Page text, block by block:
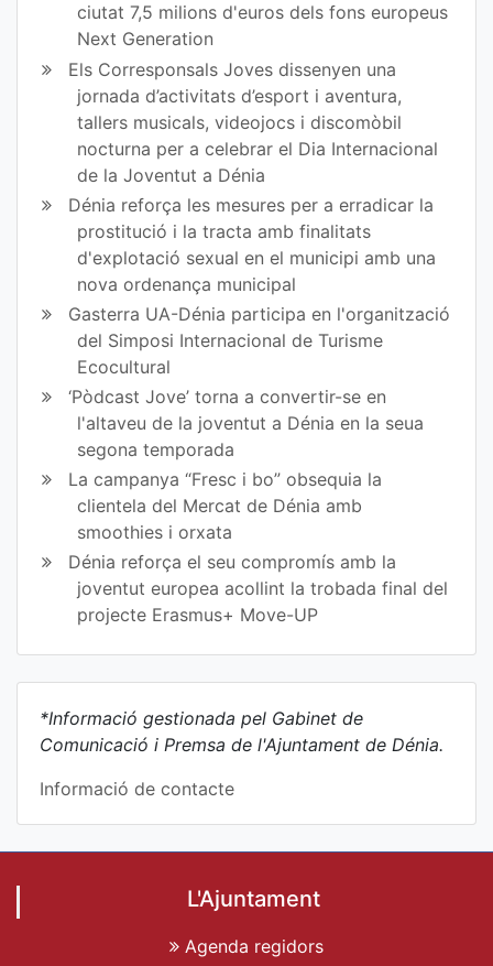
ciutat 7,5 milions d'euros dels fons europeus
Next Generation
Els Corresponsals Joves dissenyen una
jornada d’activitats d’esport i aventura,
tallers musicals, videojocs i discomòbil
nocturna per a celebrar el Dia Internacional
de la Joventut a Dénia
Dénia reforça les mesures per a erradicar la
prostitució i la tracta amb finalitats
d'explotació sexual en el municipi amb una
nova ordenança municipal
Gasterra UA-Dénia participa en l'organització
del Simposi Internacional de Turisme
Ecocultural
‘Pòdcast Jove’ torna a convertir-se en
l'altaveu de la joventut a Dénia en la seua
segona temporada
La campanya “Fresc i bo” obsequia la
clientela del Mercat de Dénia amb
smoothies i orxata
Dénia reforça el seu compromís amb la
joventut europea acollint la trobada final del
projecte Erasmus+ Move-UP
*Informació gestionada pel Gabinet de
Comunicació i Premsa de l'Ajuntament de Dénia.
Informació de contacte
L'Ajuntament
Agenda regidors